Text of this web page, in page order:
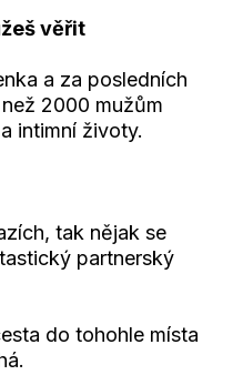
věřit
a za posledních
2000 mužům
intimní životy.
tak nějak se
partnerský
do tohohle místa